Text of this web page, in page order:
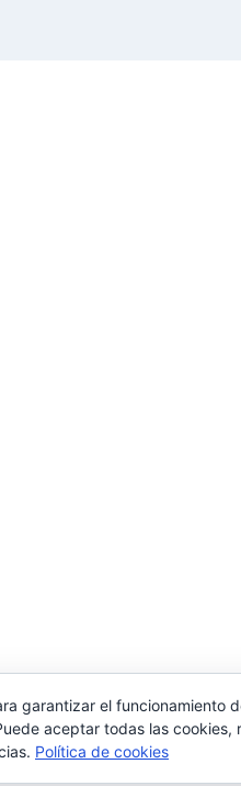
- Tema
garantizar el funcionamiento
aceptar todas las cookies,
Política de cookies